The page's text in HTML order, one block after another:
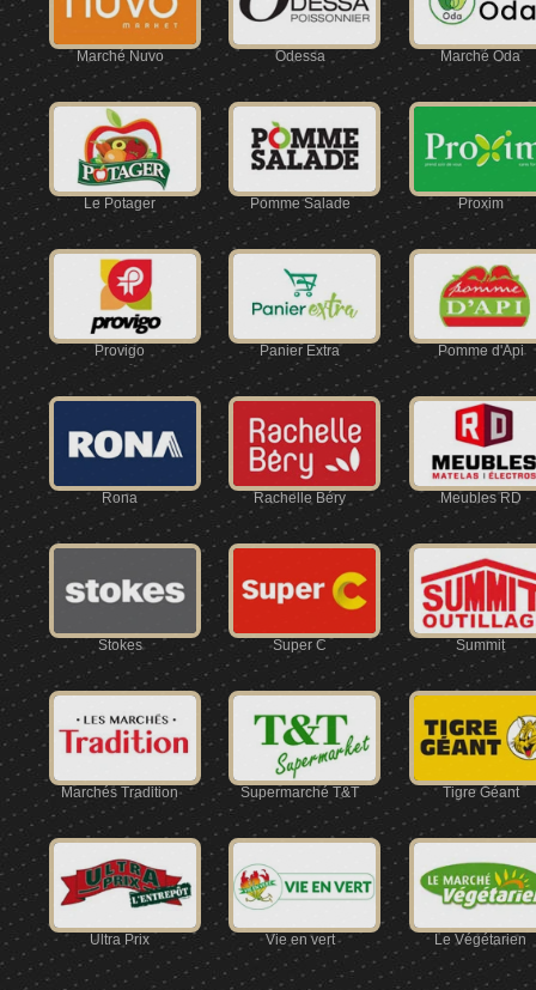
Marché Nuvo Odessa Marché Oda
Le Potager Pomme Salade Proxim
Provigo Panier Extra Pomme d'Api
Rona Rachelle Béry Meubles RD
Stokes Super C Summit
Marchés Tradition Supermarché T&T Tigre Géant
Ultra Prix Vie en vert Le Végétarien